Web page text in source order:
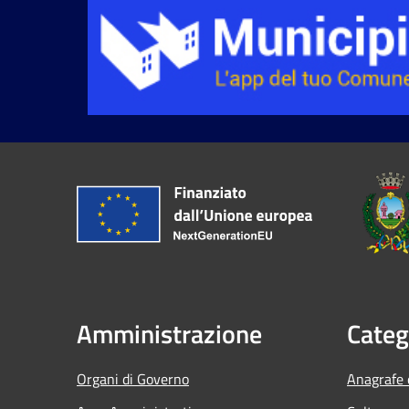
Amministrazione
Organi di Governo